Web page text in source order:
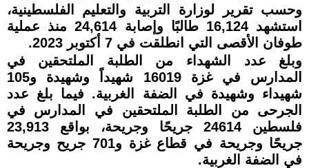
وحسب تقرير لوزارة التربية والتعليم الفلسطينية،
استشهد 16,124 طالبًا وإصابة 24,614 منذ عملية
طوفان الأقصى التي انطلقت في 7 أكتوبر 2023.
وبلغ عدد الشهداء من الطلبة الملتحقين في
المدارس في غزة 16019 شهيداً وشهيدة و105
شهيداء وشهيدة في الضفة الغربية. فيما بلغ عدد
الجرحى من الطلبة الملتحقين في المدارس في
فلسطين 24614 جريحًا وجريحة، بواقع 23,913
جريحًا وجريحة في قطاع غزة و701 جريح وجريحة
في الضفة الغربية.